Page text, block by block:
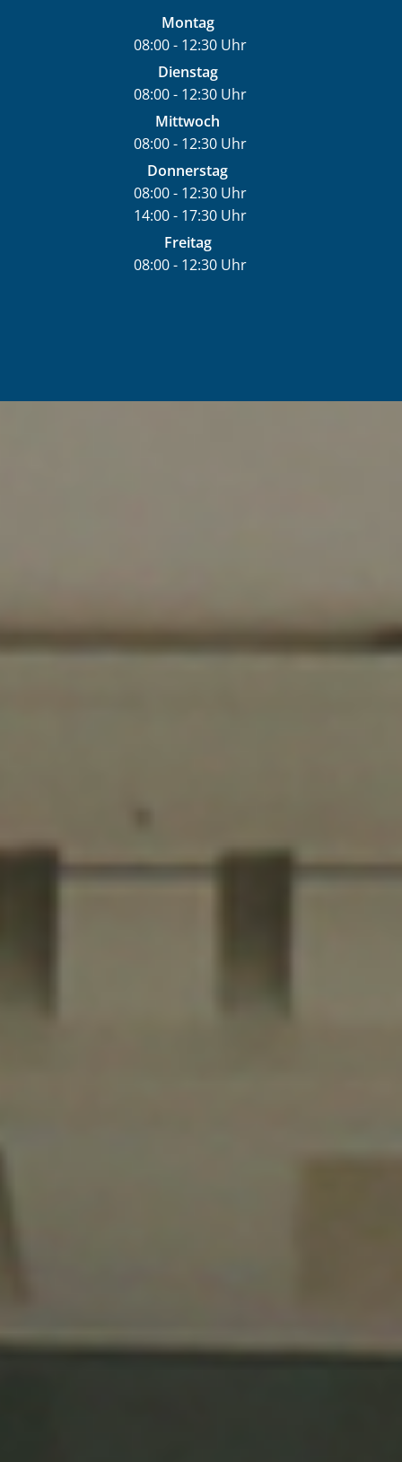
Montag
08:00- 12:30Uhr
Von 08:00 bis 12:30 Uhr
Dienstag
08:00- 12:30Uhr
Von 08:00 bis 12:30 Uhr
Mittwoch
08:00- 12:30Uhr
Von 08:00 bis 12:30 Uhr
Donnerstag
08:00- 12:30Uhr
Von 08:00 bis 12:30 Uhr
14:00- 17:30Uhr
Von 14:00 bis 17:30 Uhr
Freitag
08:00- 12:30Uhr